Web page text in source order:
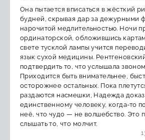
Она пытается вписаться в жёсткий
будней, скрывая дар за дежурными
нарочитой медлительностью. Ночи
ординаторской, обложившись
свете тусклой лампы учится
язык сухой медицины.
подтвердить то, что услышала
Приходится быть внимательнее,
осторожнее остальных. Пока
раздаются насмешки, Надежда
единственному человеку, когда-то
неё, что чудо — не волшебство. Это
слышать то, что молчит.